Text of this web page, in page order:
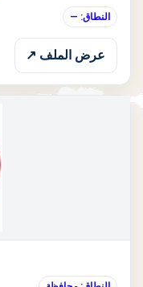
النطاق: —
عرض الملف ↗